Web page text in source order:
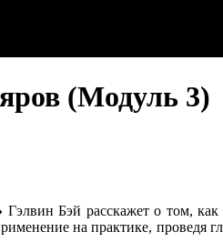
(Модуль 3)
Гэлвин Бэй расскажет о том,
на практике,